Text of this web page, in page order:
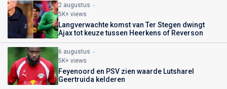
2 augustus
5K+ views
Langverwachte komst van Ter Stegen dwingt
Ajax tot keuze tussen Heerkens of Reverson
6 augustus
5K+ views
Feyenoord en PSV zien waarde Lutsharel
Geertruida kelderen